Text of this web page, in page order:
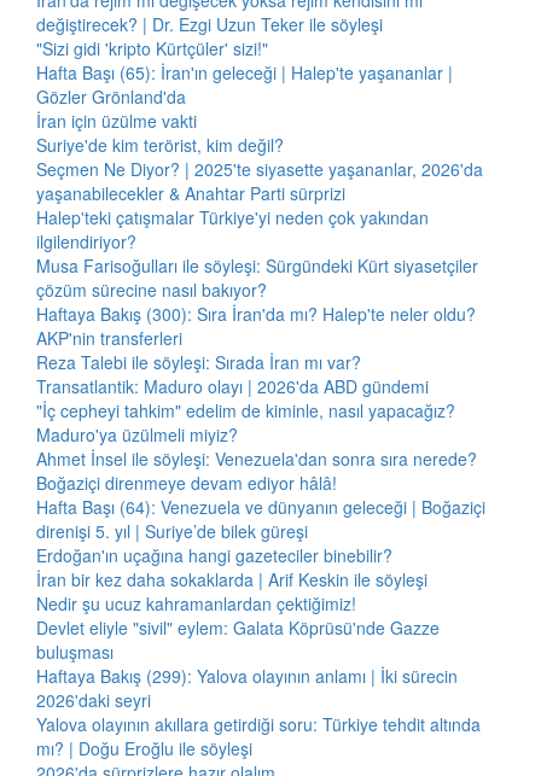
değiştirecek? | Dr. Ezgi Uzun Teker ile söyleşi
"Sizi gidi 'kripto Kürtçüler' sizi!"
Hafta Başı (65): İran'ın geleceği | Halep'te yaşananlar |
Gözler Grönland'da
İran için üzülme vakti
Suriye'de kim terörist, kim değil?
Seçmen Ne Diyor? | 2025'te siyasette yaşananlar, 2026'da
yaşanabilecekler & Anahtar Parti sürprizi
Halep'teki çatışmalar Türkiye'yi neden çok yakından
ilgilendiriyor?
Musa Farisoğulları ile söyleşi: Sürgündeki Kürt siyasetçiler
çözüm sürecine nasıl bakıyor?
Haftaya Bakış (300): Sıra İran'da mı? Halep'te neler oldu?
AKP'nin transferleri
Reza Talebi ile söyleşi: Sırada İran mı var?
Transatlantik: Maduro olayı | 2026'da ABD gündemi
"İç cepheyi tahkim" edelim de kiminle, nasıl yapacağız?
Maduro'ya üzülmeli miyiz?
Ahmet İnsel ile söyleşi: Venezuela'dan sonra sıra nerede?
Boğaziçi direnmeye devam ediyor hâlâ!
Hafta Başı (64): Venezuela ve dünyanın geleceği | Boğaziçi
direnişi 5. yıl | Suriye’de bilek güreşi
Erdoğan'ın uçağına hangi gazeteciler binebilir?
İran bir kez daha sokaklarda | Arif Keskin ile söyleşi
Nedir şu ucuz kahramanlardan çektiğimiz!
Devlet eliyle "sivil" eylem: Galata Köprüsü'nde Gazze
buluşması
Haftaya Bakış (299): Yalova olayının anlamı | İki sürecin
2026'daki seyri
Yalova olayının akıllara getirdiği soru: Türkiye tehdit altında
mı? | Doğu Eroğlu ile söyleşi